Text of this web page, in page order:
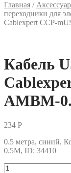
Главная /
переходники для
Cablexpert CCP-
Кабель
AMBM-
234 P
0.5 метра, синий,
0.5M, ID: 34410
Количество